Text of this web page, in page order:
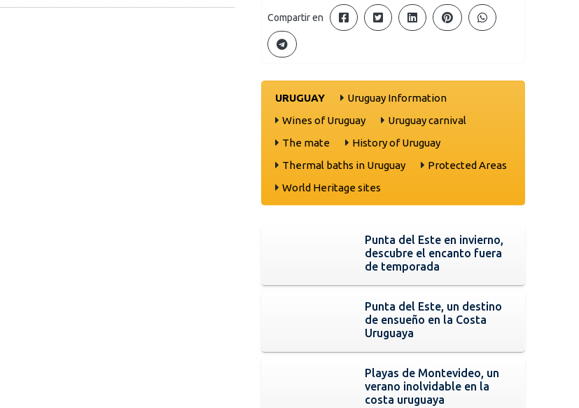
Compartir en
URUGUAY
Uruguay Information
Wines of Uruguay
Uruguay carnival
The mate
History of Uruguay
Thermal baths in Uruguay
Protected Areas
World Heritage sites
Punta del Este en invierno,
descubre el encanto fuera
de temporada
Punta del Este, un destino
de ensueño en la Costa
Uruguaya
Playas de Montevideo, un
verano inolvidable en la
costa uruguaya